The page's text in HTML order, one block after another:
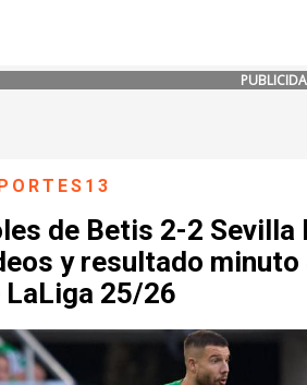
de Betis 2-2 Sevilla
y resultado
LaLiga 25/26